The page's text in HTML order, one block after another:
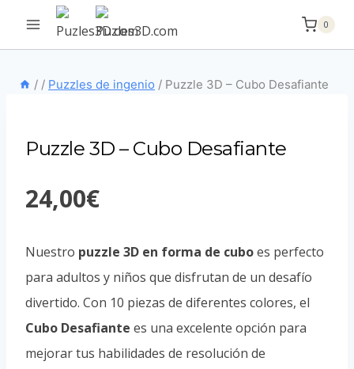
0
/ / Puzzles de ingenio / Puzzle 3D – Cubo Desafiante
Puzzle 3D – Cubo Desafiante
24,00€
Nuestro puzzle 3D en forma de cuboes perfecto
para adultos y niños que disfrutan de un desafío
divertido. Con 10 piezas de diferentes colores, el
Cubo Desafiante es una excelente opción para
mejorar tus habilidades de resolución de